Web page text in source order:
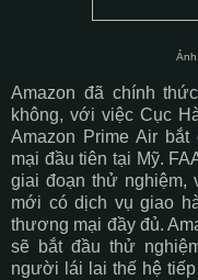
Amazon đã chính
không, với việc Cục
Amazon Prime Air
mại đầu tiên tại Mỹ.
giai đoạn thử nghiệm,
mới có dịch vụ giao
thương mại đầy đủ.
sẽ bắt đầu thử
người lái lai thế hệ